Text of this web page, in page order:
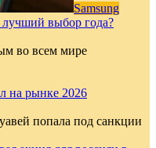
Samsung
выбор года?
во всем мире
на рынке 2026
попала под санкции